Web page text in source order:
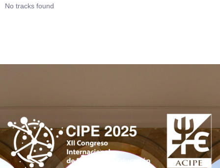
No tracks found